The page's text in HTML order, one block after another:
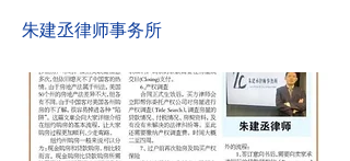
朱建丞律师事务所